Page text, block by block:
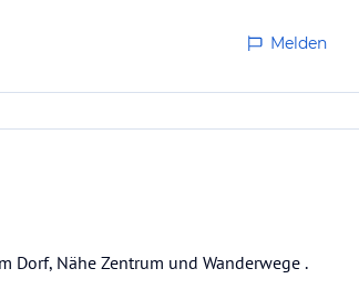
Melden
Dorf, Nähe Zentrum und Wanderwege .